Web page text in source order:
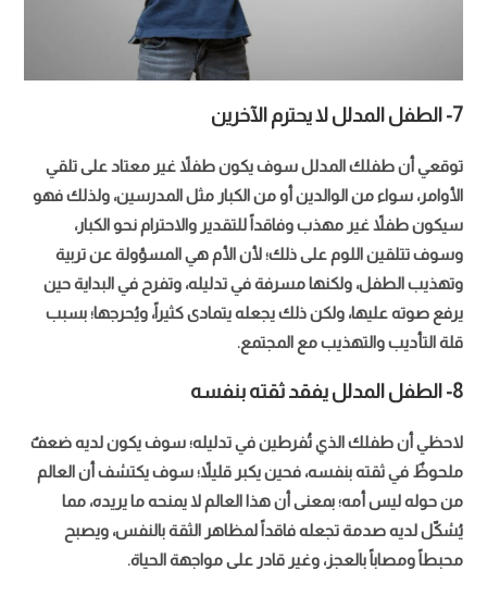
7- الطفل المدلل لا يحترم الآخرين
توقعي أن طفلك المدلل سوف يكون طفلاً غير معتاد على تلقي
الأوامر، سواء من الوالدين أو من الكبار مثل المدرسين، ولذلك فهو
سيكون طفلاً غير مهذب وفاقداً للتقدير والاحترام نحو الكبار،
وسوف تتلقين اللوم على ذلك؛ لأن الأم هي المسؤولة عن تربية
وتهذيب الطفل، ولكنها مسرفة في تدليله، وتفرح في البداية حين
يرفع صوته عليها، ولكن ذلك يجعله يتمادى كثيراً، ويُحرجها؛ بسبب
قلة التأديب والتهذيب مع المجتمع.
8- الطفل المدلل يفقد ثقته بنفسه
لاحظي أن طفلك الذي تُفرطين في تدليله؛ سوف يكون لديه ضعفٌ
ملحوظٌ في ثقته بنفسه، فحين يكبر قليلاً؛ سوف يكتشف أن العالم
من حوله ليس أمه؛ بمعنى أن هذا العالم لا يمنحه ما يريده، مما
يُشكّل لديه صدمة تجعله فاقداً لمظاهر الثقة بالنفس، ويصبح
محبطاً ومصاباً بالعجز، وغير قادر على مواجهة الحياة.